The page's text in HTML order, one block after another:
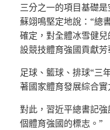
三分之一的項目基礎
蘇翊鳴堅定地說：“總
確定，對全體冰雪健
設競技體育強國貢獻芳
足球、籃球、排球“三
著國家體育發展綜合實
對此，習近平總書記強
個體育強國的標志。”